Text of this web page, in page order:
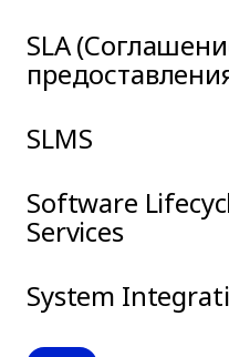
SLA
SLMS
Software
Services
System